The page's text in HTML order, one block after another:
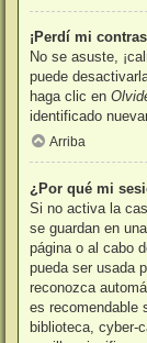
¡Perdí mi
No se asuste,
puede
haga clic en
identificado
Arriba
¿Por qué mi
Si no activa la
se guardan en
página o al cabo
pueda ser usada
reconozca
es recomendable
biblioteca, cyber-